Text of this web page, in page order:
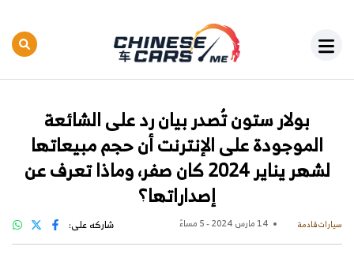
بولار ستون تُصدر بيان رد على الشائعة
الموجودة على الإنترنت أن حجم مبيعاتها
لشهر يناير 2024 كان صفر، وماذا تعرف عن
إصداراتها؟
سيارات قادمة 14 مارس 2024 - 5 مساءً شاركه على: